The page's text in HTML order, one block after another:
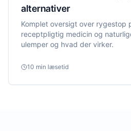
alternativer
Komplet oversigt over rygestop
receptpligtig medicin og
ulemper og hvad der virker.
10 min læsetid